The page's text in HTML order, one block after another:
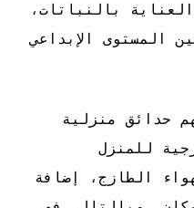
بالنباتات،
المستوى الإبداعي
حدائق منزلية
للمنزل
الطازج، إضافة